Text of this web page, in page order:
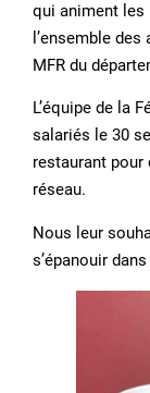
qui animent les
l’ensemble
MFR du
L’équipe de la
salariés le 30
restaurant pour
réseau.
Nous leur
s’épanouir